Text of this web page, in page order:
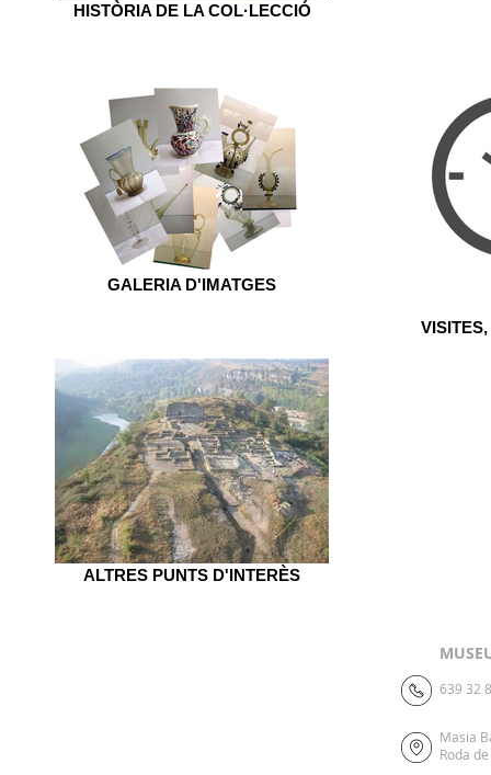
HISTÒRIA DE LA COL·LECCIÓ
GALERIA D'IMATGES
ALTRES PUNTS D'INTERÈS
639 32
Masia
Roda